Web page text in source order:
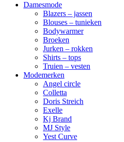
Damesmode
Blazers – jassen
Blouses – tunieken
Bodywarmer
Broeken
Jurken – rokken
Shirts – tops
Truien – vesten
Modemerken
Angel circle
Colletta
Doris Streich
Exelle
Kj Brand
MJ Style
Yest Curve